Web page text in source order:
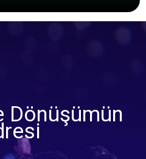
Dönüşümün